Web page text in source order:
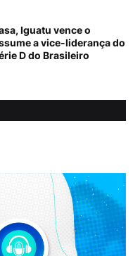
Iguatu vence o
a vice-liderança do
D do Brasileiro